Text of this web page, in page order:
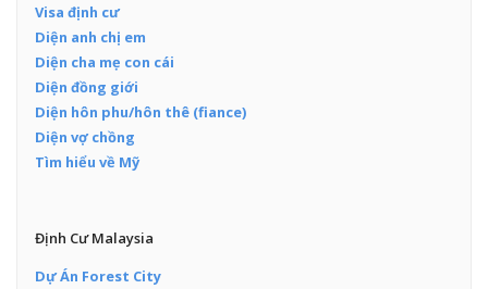
Visa định cư
Diện anh chị em
Diện cha mẹ con cái
Diện đồng giới
Diện hôn phu/hôn thê (fiance)
Diện vợ chồng
Tìm hiểu về Mỹ
Định Cư Malaysia
Dự Án Forest City